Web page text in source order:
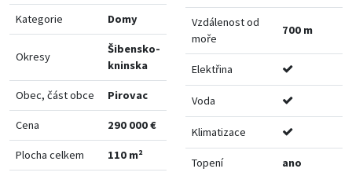
Kategorie Domy
Okresy
Šibensko-
kninska
Obec, část obce Pirovac
Cena 290 000 €
Plocha celkem 110 m²
Vzdálenost od
moře
700 m
Elektřina
Voda
Klimatizace
Topení ano